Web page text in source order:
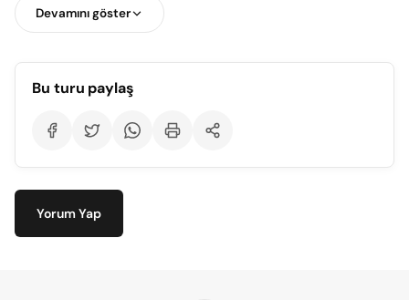
Devamını göster
Bu turu paylaş
Yorum Yap